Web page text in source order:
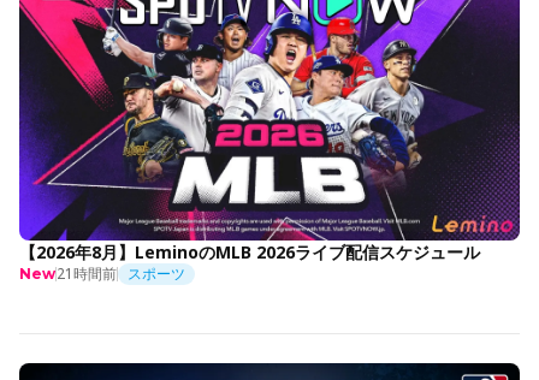
【2026年8月】LeminoのMLB 2026ライブ配信スケジュール
New21時間前 スポーツ